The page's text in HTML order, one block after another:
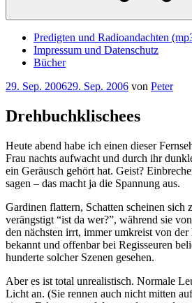
Predigten und Radioandachten
Impressum und Datenschutz
Bücher
Veröffentlicht
29. Sep. 200629. Sep. 2006 von Peter
Drehbuchklischees
Heute abend habe ich einen dieser
Frau nachts aufwacht und durch ihr
ein Geräusch gehört hat. Geist?
sagen – das macht ja die Spannung aus.
Gardinen flattern, Schatten scheinen sich
verängstigt “ist da wer?”, während sie
den nächsten irrt, immer umkreist von
bekannt und offenbar bei Regisseuren
hunderte solcher Szenen gesehen.
Aber es ist total unrealistisch. Normale
Licht an. (Sie rennen auch nicht mitten